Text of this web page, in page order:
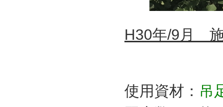
H30年/9月
使用資材： 吊